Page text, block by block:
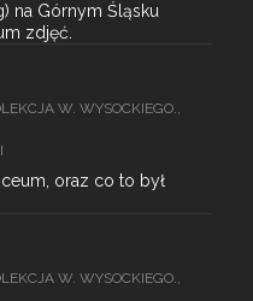
na Górnym Śląsku
zdjęć.
W. WYSOCKIEGO.,
oraz co to był
W. WYSOCKIEGO.,